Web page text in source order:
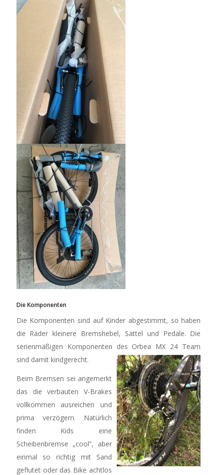
Die Komponenten
Die Komponenten sind auf Kinder abgestimmt, so haben
die Räder kleinere Bremshebel, Sättel und Pedale. Die
serienmäßigen Komponenten des Orbea MX 24 Team
sind damit kindgerecht.
Beim Bremsen sei angemerkt
das die verbauten V-Brakes
vollkommen ausreichen und
prima verzögern. Natürlich
finden Kids eine
Scheibenbremse „cool“, aber
einmal so richtig mit Sand
geflutet oder das Bike achtlos